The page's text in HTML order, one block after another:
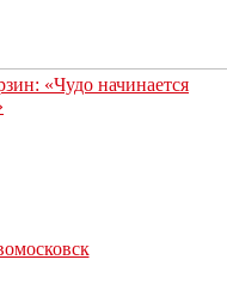
«Чудо начинается